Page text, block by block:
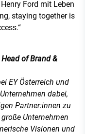
Ford mit Leben
staying together is
of Brand &
EY Österreich und
dabei,
Partner:innen zu
Unternehmen
Visionen und